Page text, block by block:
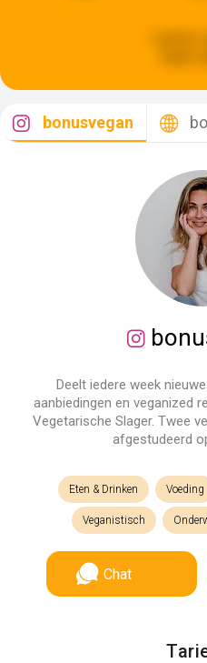
bonusvegan
Deelt iedere week
aanbiedingen en veganized
Vegetarische Slager. Twee
afgestudeerd
Eten & Drinken Voeding
Veganistisch
Chat